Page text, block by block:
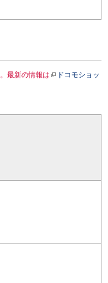
最新の情報は
ドコモショッ